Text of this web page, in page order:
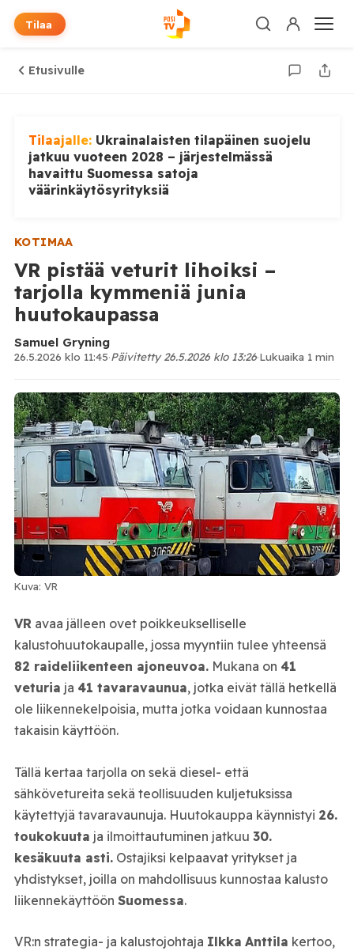
Tilaa
Etusivulle
Tilaajalle: Ukrainalaisten tilapäinen suojelu
jatkuu vuoteen 2028 – järjestelmässä
havaittu Suomessa satoja
väärinkäytösyrityksiä
KOTIMAA
VR pistää veturit lihoiksi –
tarjolla kymmeniä junia
huutokaupassa
Samuel Gryning
26.5.2026 klo 11:45·Päivitetty 26.5.2026 klo 13:26·Lukuaika 1 min
Kuva: VR
VRavaa jälleen ovet poikkeukselliselle
kalustohuutokaupalle, jossa myyntiin tulee yhteensä
82 raideliikenteen ajoneuvoa.Mukana on 41
veturia ja 41 tavaravaunua, jotka eivät tällä hetkellä
ole liikennekelpoisia, mutta jotka voidaan kunnostaa
takaisin käyttöön.
Tällä kertaa tarjolla on sekä diesel- että
sähkövetureita sekä teollisuuden kuljetuksissa
käytettyjä tavaravaunuja. Huutokauppa käynnistyi 26.
toukokuuta ja ilmoittautuminen jatkuu 30.
kesäkuuta asti.Ostajiksi kelpaavat yritykset ja
yhdistykset, joilla on mahdollisuus kunnostaa kalusto
liikennekäyttöön Suomessa.
VR:n strategia- ja kalustojohtaja Ilkka Anttila kertoo,